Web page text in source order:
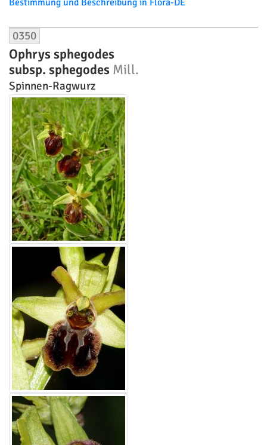
Bestimmung und Beschreibung in Flora-DE
0350
Ophrys sphegodes
subsp. sphegodes Mill.
Spinnen-Ragwurz